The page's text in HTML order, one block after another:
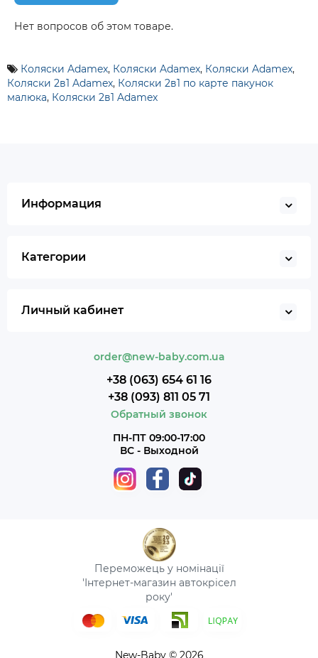
Нет вопросов об этом товаре.
Коляски Adamex, Коляски Adamex, Коляски Adamex,
Коляски 2в1 Adamex, Коляски 2в1 по карте пакунок
малюка, Коляски 2в1 Adamex
Информация
Категории
Личный кабинет
order@new-baby.com.ua
+38 (063) 654 61 16
+38 (093) 811 05 71
Обратный звонок
ПН-ПТ 09:00-17:00
ВС - Выходной
New-Baby © 2026
Переможець у номінації
'Інтернет-магазин автокрісел
року'